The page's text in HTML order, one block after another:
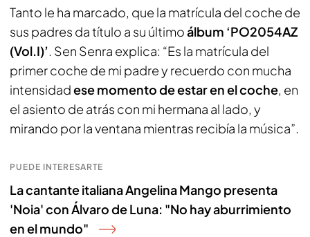
Tanto le ha marcado, que la matrícula del coche de
sus padres da título a su últimoálbum ‘PO2054AZ
(Vol.I)’. Sen Senra explica: “Es la matrícula del
primer coche de mi padre y recuerdo con mucha
intensidadese momento de estar en el coche, en
el asiento de atrás con mi hermana al lado, y
mirando por la ventana mientras recibía la música”.
PUEDE INTERESARTE
La cantante italiana Angelina Mango presenta
'Noia' con Álvaro de Luna: "No hay aburrimiento
en el mundo"